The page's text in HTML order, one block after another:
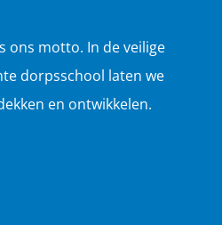
ons motto. In de veilige
dorpsschool laten we
en ontwikkelen.